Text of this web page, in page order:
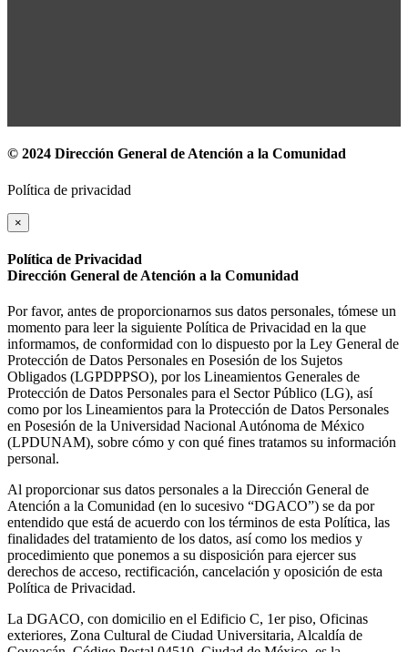
© 2024 Dirección General de Atención a la Comunidad
Política de privacidad
×
Política de Privacidad
Dirección General de Atención a la Comunidad
Por favor, antes de proporcionarnos sus datos personales, tómese un
momento para leer la siguiente Política de Privacidad en la que
informamos, de conformidad con lo dispuesto por la Ley General de
Protección de Datos Personales en Posesión de los Sujetos
Obligados (LGPDPPSO), por los Lineamientos Generales de
Protección de Datos Personales para el Sector Público (LG), así
como por los Lineamientos para la Protección de Datos Personales
en Posesión de la Universidad Nacional Autónoma de México
(LPDUNAM), sobre cómo y con qué fines tratamos su información
personal.
Al proporcionar sus datos personales a la Dirección General de
Atención a la Comunidad (en lo sucesivo “DGACO”) se da por
entendido que está de acuerdo con los términos de esta Política, las
finalidades del tratamiento de los datos, así como los medios y
procedimiento que ponemos a su disposición para ejercer sus
derechos de acceso, rectificación, cancelación y oposición de esta
Política de Privacidad.
La DGACO, con domicilio en el Edificio C, 1er piso, Oficinas
exteriores, Zona Cultural de Ciudad Universitaria, Alcaldía de